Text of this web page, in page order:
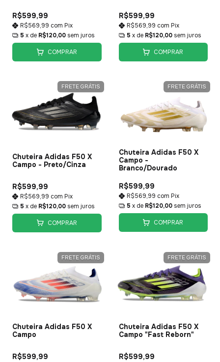
R$599,99
R$569,99 com Pix
5 x de R$120,00 sem juros
COMPRAR
R$599,99
R$569,99 com Pix
5 x de R$120,00 sem juros
COMPRAR
FRETE GRÁTIS
Chuteira Adidas F50 X
Campo - Preto/Cinza
R$599,99
R$569,99 com Pix
5 x de R$120,00 sem juros
COMPRAR
FRETE GRÁTIS
Chuteira Adidas F50 X
Campo -
Branco/Dourado
R$599,99
R$569,99 com Pix
5 x de R$120,00 sem juros
COMPRAR
FRETE GRÁTIS
Chuteira Adidas F50 X
Campo
R$599,99
FRETE GRÁTIS
Chuteira Adidas F50 X
Campo "Fast Reborn"
R$599,99